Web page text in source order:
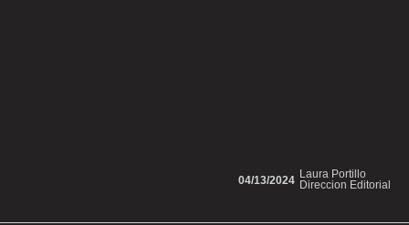
Laura Portillo
Direccion Editorial
04/13/2024